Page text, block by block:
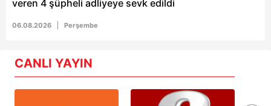
veren 4 şüpheli adliyeye sevk edildi
06.08.2026 Perşembe
CANLI YAYIN